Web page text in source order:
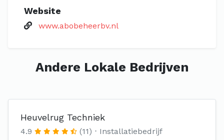
Website
www.abobeheerbv.nl
Andere Lokale Bedrijven
Heuvelrug Techniek
4.9 (11) Installatiebedrijf